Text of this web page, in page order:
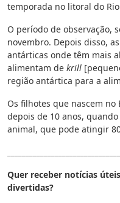
temporada no litoral do
O período de observação,
novembro. Depois disso,
antárticas onde têm mais
alimentam de krill
região antártica para a
Os filhotes que nascem
depois de 10 anos,
animal, que pode atingir
Quer receber notícias
divertidas?